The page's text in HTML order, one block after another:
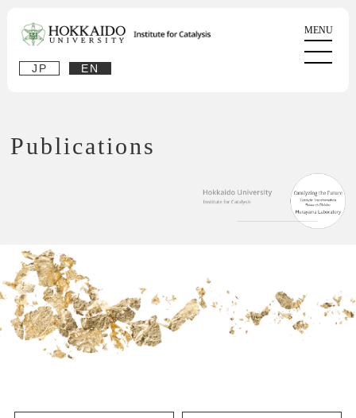
JP EN
Publications